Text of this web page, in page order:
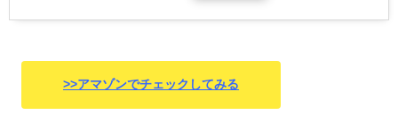
>>アマゾンでチェックしてみる